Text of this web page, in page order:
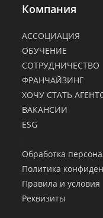
Компания
АССОЦИАЦИЯ
ОБУЧЕНИЕ
СОТРУДНИЧЕСТВО
ФРАНЧАЙЗИНГ
ХОЧУ СТАТЬ
ВАКАНСИИ
ESG
Обработка
Политика
Правила и условия
Реквизиты